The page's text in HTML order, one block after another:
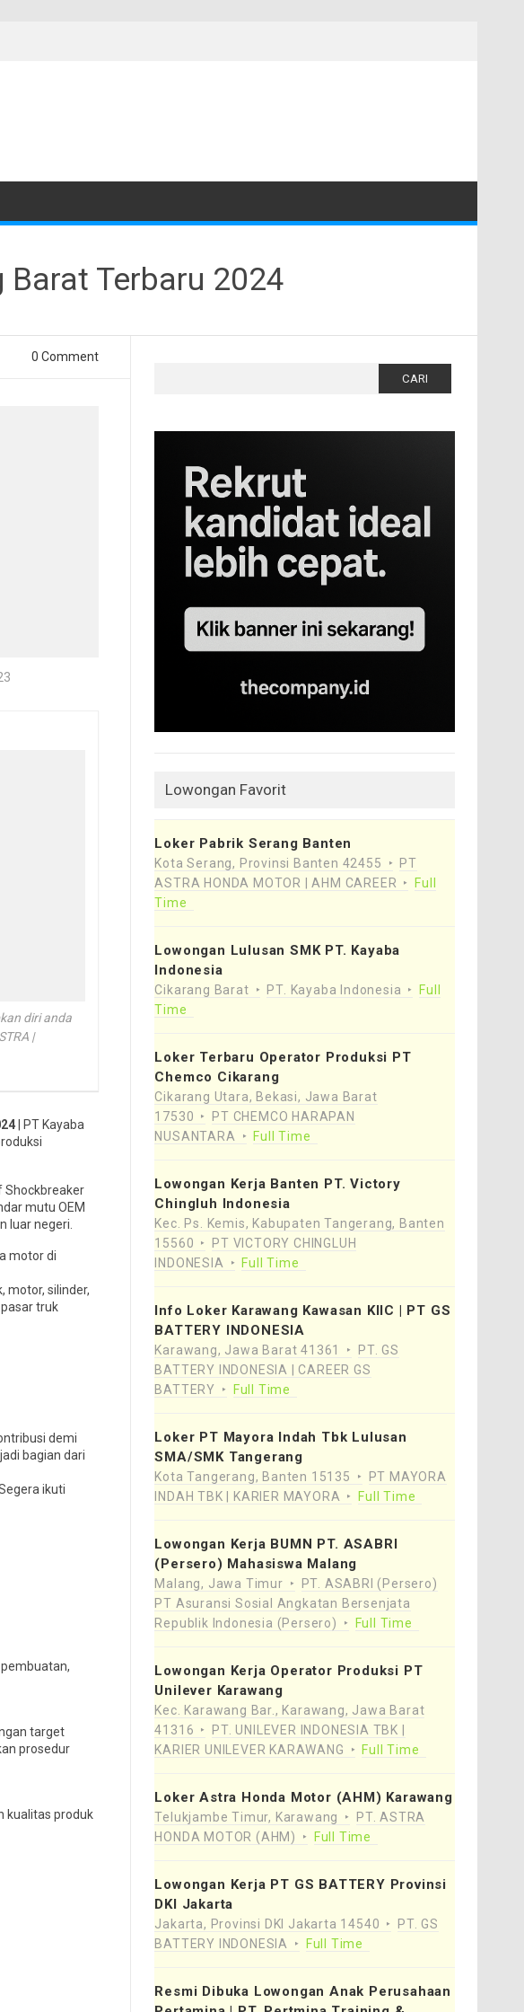
Terbaru 2024
0 Comment
diri anda
|
| PT Kayaba
Shockbreaker
mutu OEM
luar negeri.
motor di
motor, silinder,
truk
demi
bagian dari
ikuti
target
prosedur
kualitas produk
Lowongan Favorit
Loker Pabrik Serang Banten
Kota Serang, Provinsi Banten 42455
PT
ASTRA HONDA MOTOR | AHM CAREER
Full
Time
Lowongan Lulusan SMK PT. Kayaba
Indonesia
Cikarang Barat PT. Kayaba Indonesia
Full
Time
Loker Terbaru Operator Produksi PT
Chemco Cikarang
Cikarang Utara, Bekasi, Jawa Barat
17530
PT CHEMCO HARAPAN
NUSANTARA
Full Time
Lowongan Kerja Banten PT. Victory
Chingluh Indonesia
Kec. Ps. Kemis, Kabupaten Tangerang, Banten
15560
PT VICTORY CHINGLUH
INDONESIA
Full Time
Info Loker Karawang Kawasan KIIC | PT GS
BATTERY INDONESIA
Karawang, Jawa Barat 41361
PT. GS
BATTERY INDONESIA | CAREER GS
BATTERY
Full Time
Loker PT Mayora Indah Tbk Lulusan
SMA/SMK Tangerang
Kota Tangerang, Banten 15135
PT MAYORA
INDAH TBK | KARIER MAYORA
Full Time
Lowongan Kerja BUMN PT. ASABRI
(Persero) Mahasiswa Malang
Malang, Jawa Timur
PT. ASABRI (Persero)
PT Asuransi Sosial Angkatan Bersenjata
Republik Indonesia (Persero)
Full Time
Lowongan Kerja Operator Produksi PT
Unilever Karawang
Kec. Karawang Bar., Karawang, Jawa Barat
41316
PT. UNILEVER INDONESIA TBK |
KARIER UNILEVER KARAWANG
Full Time
Loker Astra Honda Motor (AHM) Karawang
Telukjambe Timur, Karawang
PT. ASTRA
HONDA MOTOR (AHM)
Full Time
Lowongan Kerja PT GS BATTERY Provinsi
DKI Jakarta
Jakarta, Provinsi DKI Jakarta 14540
PT. GS
BATTERY INDONESIA
Full Time
Resmi Dibuka Lowongan Anak Perusahaan